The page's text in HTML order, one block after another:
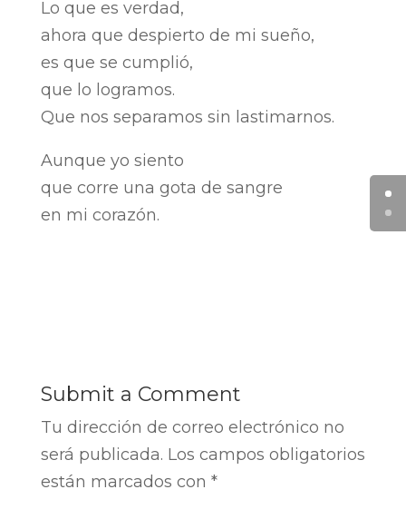
Lo que es verdad,
ahora que despierto de mi sueño,
es que se cumplió,
que lo logramos.
Que nos separamos sin lastimarnos.
Aunque yo siento
que corre una gota de sangre
en mi corazón.
Submit a Comment
Tu dirección de correo electrónico no
será publicada. Los campos obligatorios
están marcados con *